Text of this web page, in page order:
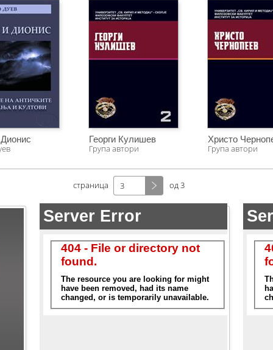
Георги Кулишев
Група автори
Христо
Група автори
страница од 3